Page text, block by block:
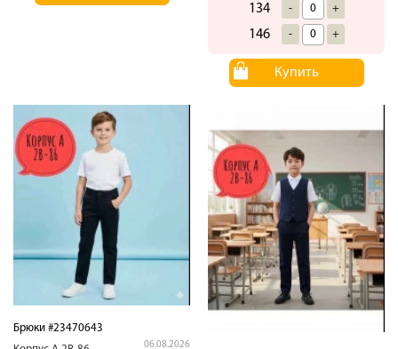
134 - +
146 - +
Купить
Брюки #23470643
06.08.2026